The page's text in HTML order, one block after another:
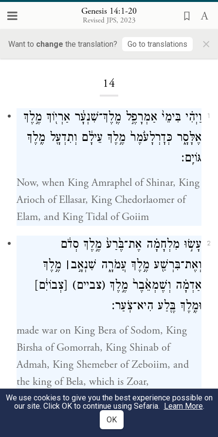
Genesis 14:1-20
Revised JPS, 2023
Want to change the translation? Go to translations ×
14
1
וַיְהִ֗י בִּימֵי֙ אַמְרָפֶ֣ל מֶֽלֶךְ־שִׁנְעָ֔ר אַרְי֖וֹךְ מֶ֣לֶךְ
אֶלָּסָ֑ר כְּדׇרְלָעֹ֙מֶר֙ מֶ֣לֶךְ עֵילָ֔ם וְתִדְעָ֖ל מֶ֥לֶךְ
גּוֹיִֽם׃
Now, when King Amraphel of Shinar, King
Arioch of Ellasar, King Chedorlaomer of
Elam, and King Tidal of Goiim
2
עָשׂ֣וּ מִלְחָמָ֗ה אֶת־בֶּ֙רַע֙ מֶ֣לֶךְ סְדֹ֔ם
וְאֶת־בִּרְשַׁ֖ע מֶ֣לֶךְ עֲמֹרָ֑ה שִׁנְאָ֣ב׀ מֶ֣לֶךְ
אַדְמָ֗ה וְשֶׁמְאֵ֙בֶר֙ מֶ֣לֶךְ (צביים) [צְבוֹיִ֔ם]
וּמֶ֥לֶךְ בֶּ֖לַע הִיא־צֹֽעַר׃
made war on King Bera of Sodom, King
Birsha of Gomorrah, King Shinab of
Admah, King Shemeber of Zeboiim, and
the king of Bela, which is Zoar,
כׇּל־אֵ֙לֶּה֙ חָֽבְר֔וּ אֶל־עֵ֖מֶק הַשִּׂדִּ֑ים ה֖וּא יָ֥ם
We use cookies to give you the best experience possible on
our site. Click OK to continue using Sefaria. Learn More.
OK